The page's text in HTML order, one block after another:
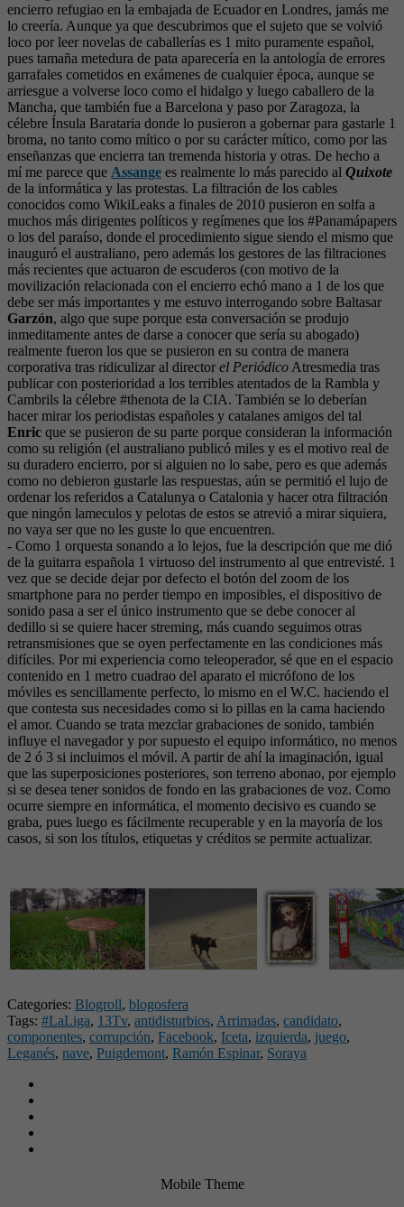
encierro refugiao en la embajada de Ecuador en Londres, jamás me
lo creería. Aunque ya que descubrimos que el sujeto que se volvió
loco por leer novelas de caballerías es 1 mito puramente español,
pues tamaña metedura de pata aparecería en la antología de errores
garrafales cometidos en exámenes de cualquier época, aunque se
arriesgue a volverse loco como el hidalgo y luego caballero de la
Mancha, que también fue a Barcelona y paso por Zaragoza, la
célebre Ínsula Barataria donde lo pusieron a gobernar para gastarle 1
broma, no tanto como mítico o por su carácter mítico, como por las
enseñanzas que encierra tan tremenda historia y otras. De hecho a
mí me parece que Assange es realmente lo más parecido al Quixote
de la informática y las protestas. La filtración de los cables
conocidos como WikiLeaks a finales de 2010 pusieron en solfa a
muchos más dirigentes políticos y regímenes que los #Panamápapers
o los del paraíso, donde el procedimiento sigue siendo el mismo que
inauguró el australiano, pero además los gestores de las filtraciones
más recientes que actuaron de escuderos (con motivo de la
movilización relacionada con el encierro echó mano a 1 de los que
debe ser más importantes y me estuvo interrogando sobre Baltasar
Garzón, algo que supe porque esta conversación se produjo
inmeditamente antes de darse a conocer que sería su abogado)
realmente fueron los que se pusieron en su contra de manera
corporativa tras ridiculizar al director el Periódico Atresmedia tras
publicar con posterioridad a los terribles atentados de la Rambla y
Cambrils la célebre #thenota de la CIA. También se lo deberían
hacer mirar los periodistas españoles y catalanes amigos del tal
Enric que se pusieron de su parte porque consideran la información
como su religión (el australiano publicó miles y es el motivo real de
su duradero encierro, por si alguien no lo sabe, pero es que además
como no debieron gustarle las respuestas, aún se permitió el lujo de
ordenar los referidos a Catalunya o Catalonia y hacer otra filtración
que ningón lameculos y pelotas de estos se atrevió a mirar siquiera,
no vaya ser que no les guste lo que encuentren.
- Como 1 orquesta sonando a lo lejos, fue la descripción que me dió
de la guitarra española 1 virtuoso del instrumento al que entrevisté. 1
vez que se decide dejar por defecto el botón del zoom de los
smartphone para no perder tiempo en imposibles, el dispositivo de
sonido pasa a ser el único instrumento que se debe conocer al
dedillo si se quiere hacer streming, más cuando seguimos otras
retransmisiones que se oyen perfectamente en las condiciones más
difíciles. Por mi experiencia como teleoperador, sé que en el espacio
contenido en 1 metro cuadrao del aparato el micrófono de los
móviles es sencillamente perfecto, lo mismo en el W.C. haciendo el
que contesta sus necesidades como si lo pillas en la cama haciendo
el amor. Cuando se trata mezclar grabaciones de sonido, también
influye el navegador y por supuesto el equipo informático, no menos
de 2 ó 3 si incluimos el móvil. A partir de ahí la imaginación, igual
que las superposiciones posteriores, son terreno abonao, por ejemplo
si se desea tener sonidos de fondo en las grabaciones de voz. Como
ocurre siempre en informática, el momento decisivo es cuando se
graba, pues luego es fácilmente recuperable y en la mayoría de los
casos, si son los títulos, etiquetas y créditos se permite actualizar.
Categories: Blogroll, blogosfera
Tags: #LaLiga, 13Tv, antidisturbios, Arrimadas, candidato,
componentes, corrupción, Facebook, Iceta, izquierda, juego,
Leganés, nave, Puigdemont, Ramón Espinar, Soraya
Mobile Theme